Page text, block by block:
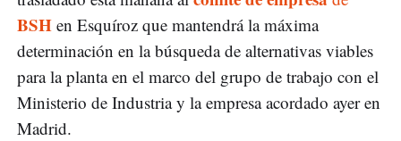
BSH en Esquíroz que mantendrá la máxima
determinación en la búsqueda de alternativas viables
para la planta en el marco del grupo de trabajo con el
Ministerio de Industria y la empresa acordado ayer en
Madrid.